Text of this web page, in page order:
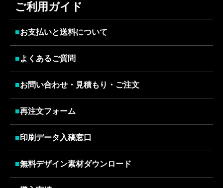
ご利用ガイド
■お支払いと送料について
■よくあるご質問
■お問い合わせ・見積もり・ご注文
■再注文フォーム
■印刷データ入稿窓口
■無料デザイン素材ダウンロード